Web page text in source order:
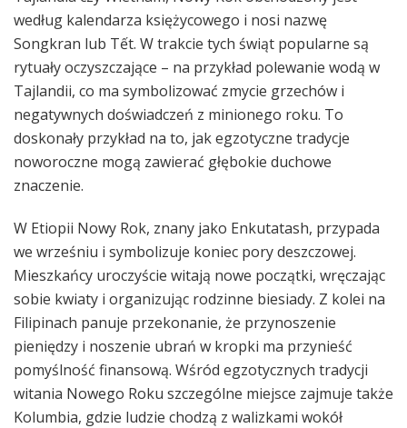
według kalendarza księżycowego i nosi nazwę
Songkran lub Tết. W trakcie tych świąt popularne są
rytuały oczyszczające – na przykład polewanie wodą w
Tajlandii, co ma symbolizować zmycie grzechów i
negatywnych doświadczeń z minionego roku. To
doskonały przykład na to, jak egzotyczne tradycje
noworoczne mogą zawierać głębokie duchowe
znaczenie.
W Etiopii Nowy Rok, znany jako Enkutatash, przypada
we wrześniu i symbolizuje koniec pory deszczowej.
Mieszkańcy uroczyście witają nowe początki, wręczając
sobie kwiaty i organizując rodzinne biesiady. Z kolei na
Filipinach panuje przekonanie, że przynoszenie
pieniędzy i noszenie ubrań w kropki ma przynieść
pomyślność finansową. Wśród egzotycznych tradycji
witania Nowego Roku szczególne miejsce zajmuje także
Kolumbia, gdzie ludzie chodzą z walizkami wokół